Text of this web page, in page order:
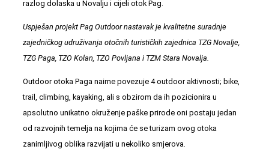
razlog dolaska u Novalju i cijeli otok Pag.
Uspješan projekt Pag Outdoor nastavak je kvalitetne suradnje
zajedničkog udruživanja otočnih turističkih zajednica TZG Novalje,
TZG Paga, TZO Kolan, TZO Povljana i TZM Stara Novalja.
Outdoor otoka Paga naime povezuje 4 outdoor aktivnosti; bike,
trail, climbing, kayaking, ali s obzirom da ih pozicionira u
apsolutno unikatno okruženje paške prirode oni postaju jedan
od razvojnih temelja na kojima će se turizam ovog otoka
zanimljivog oblika razvijati u nekoliko smjerova.